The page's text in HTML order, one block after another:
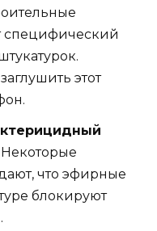
специфический
этот
Некоторые
что эфирные
блокируют